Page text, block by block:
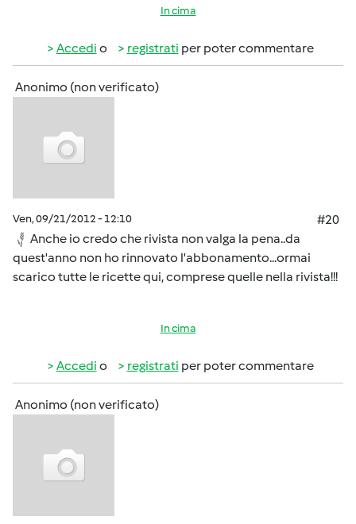
In cima
Accedi o registrati per poter commentare
Anonimo (non verificato)
Ven, 09/21/2012 - 12:10
#20
Anche io credo che rivista non valga la pena..da
quest'anno non ho rinnovato l'abbonamento...ormai
scarico tutte le ricette qui, comprese quelle nella rivista!!!
In cima
Accedi o registrati per poter commentare
Anonimo (non verificato)